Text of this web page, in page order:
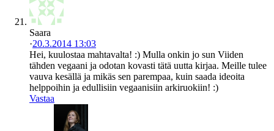
Saara
·20.3.2014 13:03
Hei, kuulostaa mahtavalta! :) Mulla onkin jo sun Viiden
tähden vegaani ja odotan kovasti tätä uutta kirjaa. Meille tulee
vauva kesällä ja mikäs sen parempaa, kuin saada ideoita
helppoihin ja edullisiin vegaanisiin arkiruokiin! :)
Vastaa